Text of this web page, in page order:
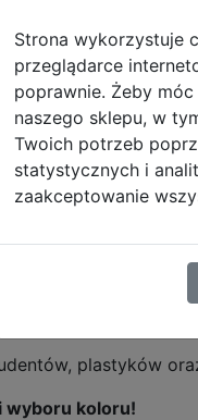
1szt 592240
& jumbo |
w rozmiarze
etui
na ścinki, dzięki
plastyków
wyboru koloru!
Strona wykorzystuje
przeglądarce
poprawnie. Żeby
naszego sklepu, w
Twoich potrzeb
statystycznych i
zaakceptowanie